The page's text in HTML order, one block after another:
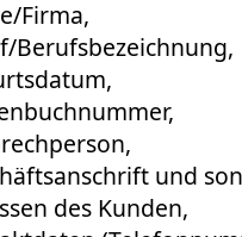
Firma,
Berufsbezeichnung,
und
des Kunden,